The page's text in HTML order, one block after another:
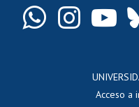
Acceso a